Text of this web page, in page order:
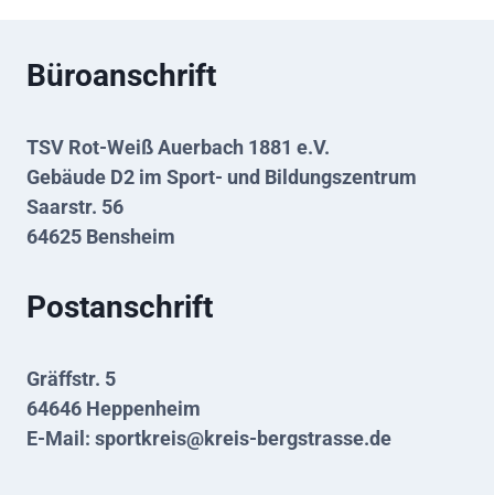
Büroanschrift
TSV Rot-Weiß Auerbach 1881 e.V.
Gebäude D2 im Sport- und Bildungszentrum
Saarstr. 56
64625 Bensheim
Postanschrift
Gräffstr. 5
64646 Heppenheim
E-Mail: sportkreis@kreis-bergstrasse.de